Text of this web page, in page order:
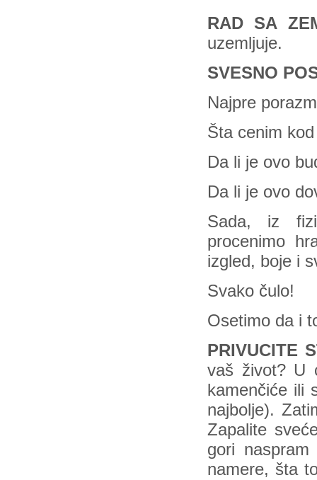
RAD SA
uzemljuje.
SVESNO
Najpre
Šta cenim
Da li je ovo
Da li je ovo
Sada, iz
procenimo
izgled, boje i
Svako čulo!
Osetimo da i
PRIVUCITE
vaš život? U
kamenčiće ili
najbolje).
Zapalite
gori
namere, šta